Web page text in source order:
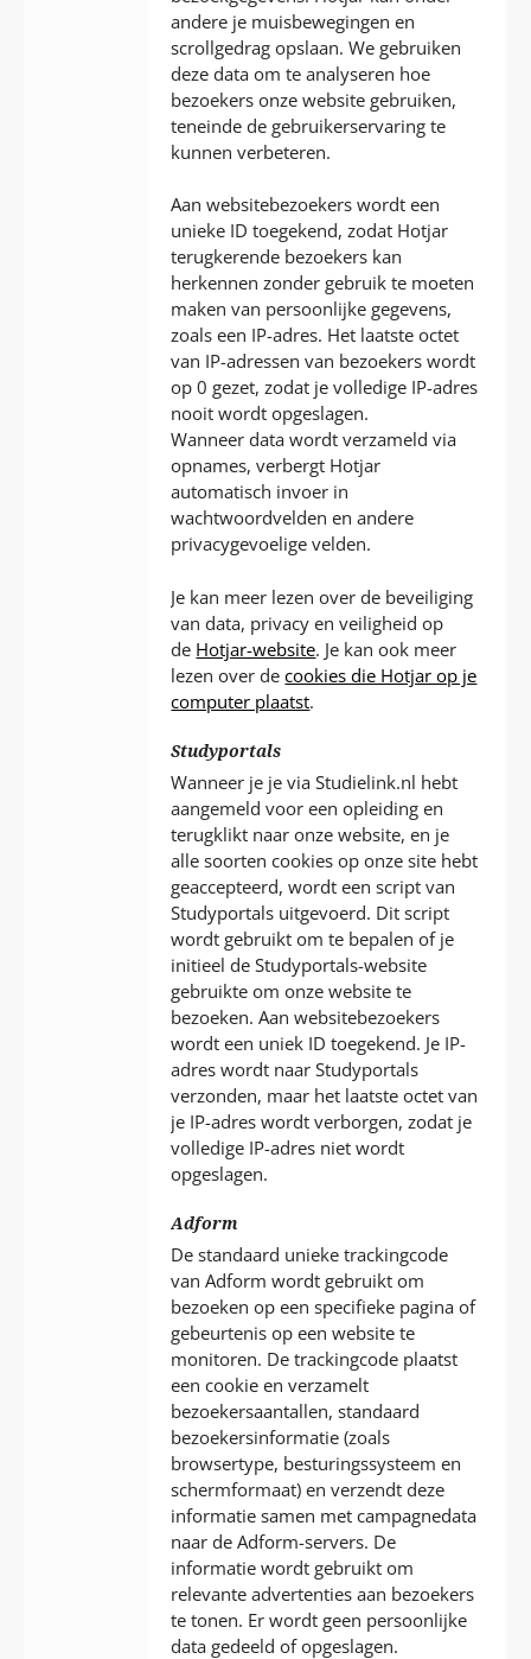
andere je muisbewegingen en
scrollgedrag opslaan. We gebruiken
deze data om te analyseren hoe
bezoekers onze website gebruiken,
teneinde de gebruikerservaring te
kunnen verbeteren.
Aan websitebezoekers wordt een
unieke ID toegekend, zodat Hotjar
terugkerende bezoekers kan
herkennen zonder gebruik te moeten
maken van persoonlijke gegevens,
zoals een IP-adres. Het laatste octet
van IP-adressen van bezoekers wordt
op 0 gezet, zodat je volledige IP-adres
nooit wordt opgeslagen.
Wanneer data wordt verzameld via
opnames, verbergt Hotjar
automatisch invoer in
wachtwoordvelden en andere
privacygevoelige velden.
Je kan meer lezen over de beveiliging
van data, privacy en veiligheid op
de Hotjar-website. Je kan ook meer
lezen over decookies die Hotjar op je
computer plaatst.
Studyportals
Wanneer je je via Studielink.nl hebt
aangemeld voor een opleiding en
terugklikt naar onze website, en je
alle soorten cookies op onze site hebt
geaccepteerd, wordt een script van
Studyportals uitgevoerd. Dit script
wordt gebruikt om te bepalen of je
initieel de Studyportals-website
gebruikte om onze website te
bezoeken. Aan websitebezoekers
wordt een uniek ID toegekend. Je IP-
adres wordt naar Studyportals
verzonden, maar het laatste octet van
je IP-adres wordt verborgen, zodat je
volledige IP-adres niet wordt
opgeslagen.
Adform
De standaard unieke trackingcode
van Adform wordt gebruikt om
bezoeken op een specifieke pagina of
gebeurtenis op een website te
monitoren. De trackingcode plaatst
een cookie en verzamelt
bezoekersaantallen, standaard
bezoekersinformatie (zoals
browsertype, besturingssysteem en
schermformaat) en verzendt deze
informatie samen met campagnedata
naar de Adform-servers. De
informatie wordt gebruikt om
relevante advertenties aan bezoekers
te tonen. Er wordt geen persoonlijke
data gedeeld of opgeslagen.